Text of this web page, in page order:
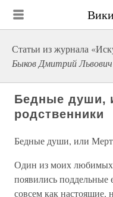
Статьи из журнала
Быков Дмитрий Львович
Бедные души,
родственники
Бедные души, или
Один из моих любимых
появились
совсем как настоящие,